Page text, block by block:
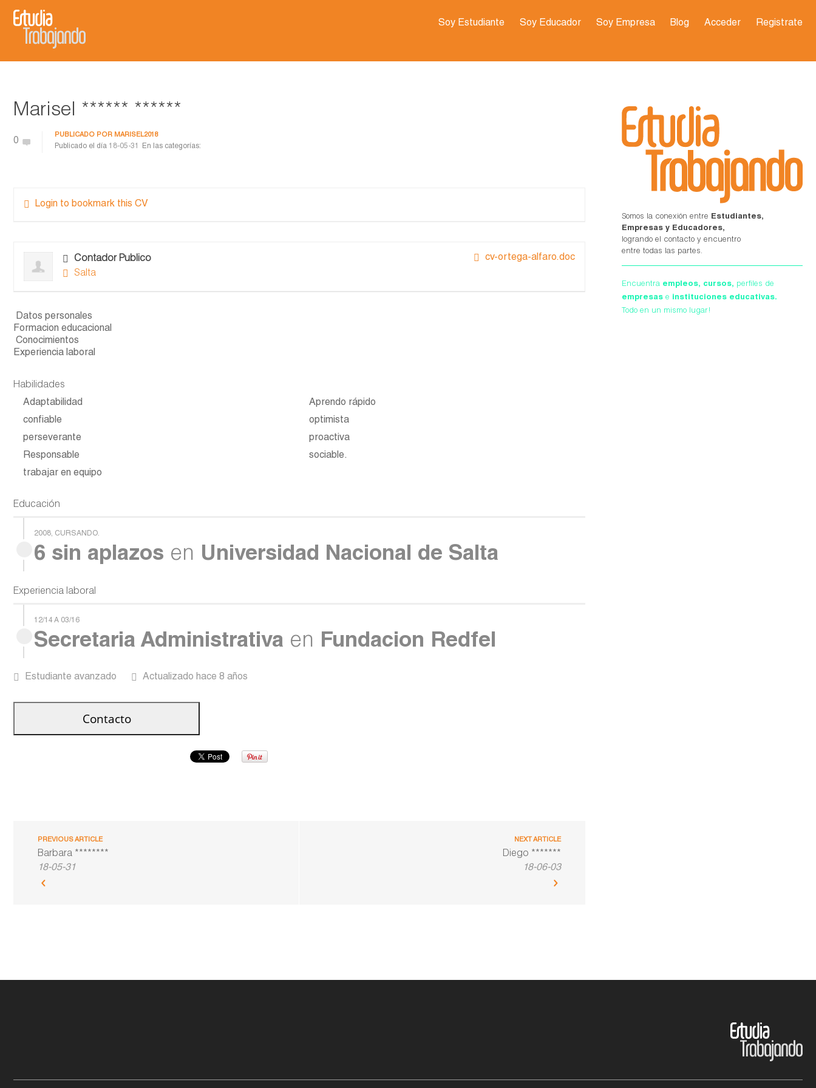
Soy Estudiante Soy Educador Soy Empresa Blog Acceder Registrate
Marisel ****** ******
0
PUBLICADO POR MARISEL2018
Publicado el día 18-05-31 En las categorías:
Login to bookmark this CV
cv-ortega-alfaro.doc
Contador Publico
Salta
Datos personales
Formacion educacional
Conocimientos
Experiencia laboral
Habilidades
Adaptabilidad
Aprendo rápido
confiable
optimista
perseverante
proactiva
Responsable
sociable.
trabajar en equipo
Educación
2008, CURSANDO.
6 sin aplazos en Universidad Nacional de Salta
Experiencia laboral
12/14 A 03/16
Secretaria Administrativa en Fundacion Redfel
Estudiante avanzado Actualizado hace 8 años
PREVIOUS ARTICLE
Barbara ********
18-05-31
NEXT ARTICLE
Diego *******
18-06-03
Somos la conexión entre Estudiantes,
Empresas y Educadores,
logrando el contacto y encuentro
entre todas las partes.
Encuentra empleos, cursos, perfiles de
empresas e instituciones educativas.
Todo en un mismo lugar!